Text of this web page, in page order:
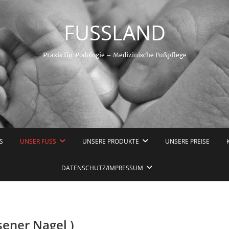
FUSSLAND
Praxis für Podologie – Medizinische Fußpflege
UNSER FUSS UNSERE PRODUKTE UNSERE PREISE
DATENSCHUTZ/IMPRESSUM
Nagel )